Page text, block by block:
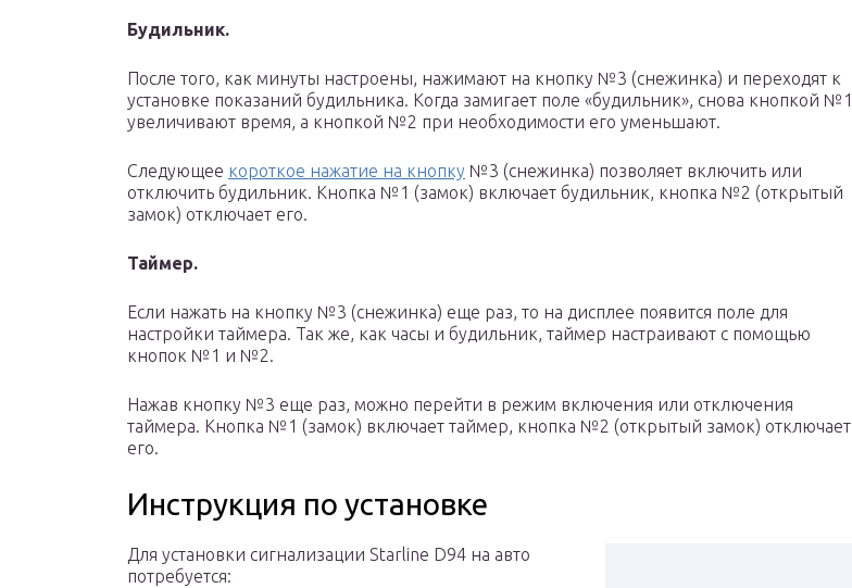
Будильник.
После того, как минуты настроены, нажимают на кнопку №3 (снежинка) и переходят к
установке показаний будильника. Когда замигает поле «будильник», снова кнопкой №1
увеличивают время, а кнопкой №2 при необходимости его уменьшают.
Следующее короткое нажатие на кнопку №3 (снежинка) позволяет включить или
отключить будильник. Кнопка №1 (замок) включает будильник, кнопка №2 (открытый
замок) отключает его.
Таймер.
Если нажать на кнопку №3 (снежинка) еще раз, то на дисплее появится поле для
настройки таймера. Так же, как часы и будильник, таймер настраивают с помощью
кнопок №1 и №2.
Нажав кнопку №3 еще раз, можно перейти в режим включения или отключения
таймера. Кнопка №1 (замок) включает таймер, кнопка №2 (открытый замок) отключает
его.
Инструкция по установке
Для установки сигнализации Starline D94 на авто
потребуется: